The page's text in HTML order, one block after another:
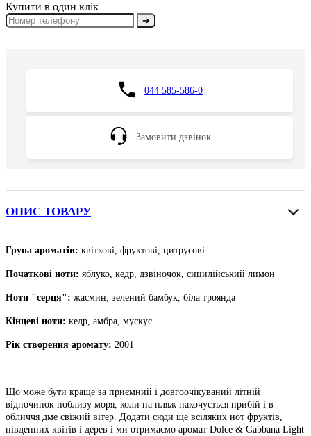
Купити в один клік
➔
044 585-586-0
Замовити дзвінок
ОПИС ТОВАРУ
Група ароматів: квіткові, фруктові, цитрусові
Початкові ноти: яблуко, кедр, дзвіночок, сицилійський лимон
Ноти "серця": жасмин, зелений бамбук, біла троянда
Кінцеві ноти: кедр, амбра, мускус
Рік створення аромату: 2001
Що може бути краще за приємний і довгоочікуваний літній
відпочинок поблизу моря, коли на пляж накочується прибій і в
обличчя дме свіжий вітер. Додати сюди ще всіляких нот фруктів,
південних квітів і дерев і ми отримаємо аромат Dolce & Gabbana Light